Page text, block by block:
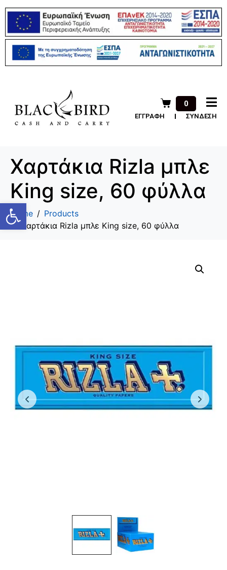
Ανοίξτε τη γραμμή εργαλείων
0
ΕΓΓΡΑΦΗ ΣΥΝΔΕΣΗ
Χαρτάκια Rizla μπλε
King size, 60 φύλλα
Home
Products
Χαρτάκια Rizla μπλε King size, 60 φύλλα